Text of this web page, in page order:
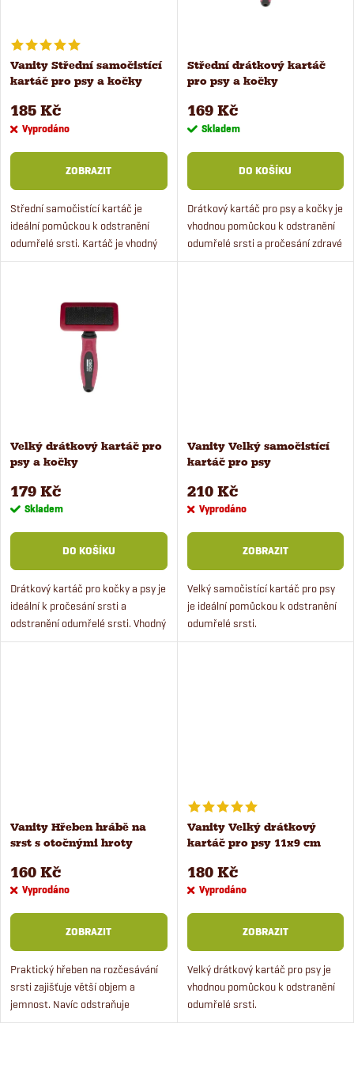
í
p
r
o
d
u
s
p
r
o
d
u
Vanity Střední samočistící
kartáč pro psy a kočky
185 Kč
Vyprodáno
ZOBRAZIT
Střední samočistící kartáč je
ideální pomůckou k odstranění
odumřelé srsti. Kartáč je vhodný
pro psy i kočky.
Střední drátkový kartáč
pro psy a kočky
169 Kč
Skladem
DO KOŠÍKU
Drátkový kartáč pro psy a kočky je
vhodnou pomůckou k odstranění
odumřelé srsti a pročesání zdravé
srsti. Vhodné pro kočky a malé i
Velký drátkový kartáč pro
psy a kočky
179 Kč
Skladem
DO KOŠÍKU
Drátkový kartáč pro kočky a psy je
ideální k pročesání srsti a
odstranění odumřelé srsti. Vhodný
pro malá i velká plemena psů a
Vanity Velký samočistící
kartáč pro psy
210 Kč
Vyprodáno
ZOBRAZIT
Velký samočistící kartáč pro psy
je ideální pomůckou k odstranění
odumřelé srsti.
Vanity Hřeben hrábě na
srst s otočnými hroty
160 Kč
Vyprodáno
ZOBRAZIT
Praktický hřeben na rozčesávání
srsti zajišťuje větší objem a
jemnost. Navíc odstraňuje
odumřelou srst.
Vanity Velký drátkový
kartáč pro psy 11x9 cm
180 Kč
Vyprodáno
ZOBRAZIT
Velký drátkový kartáč pro psy je
vhodnou pomůckou k odstranění
odumřelé srsti.